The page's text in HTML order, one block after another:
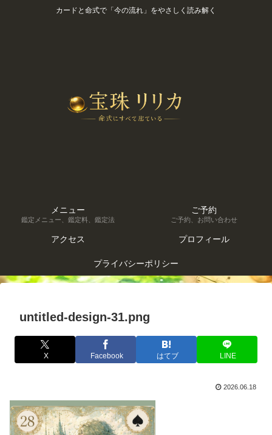
カードと命式で「今の流れ」をやさしく読み解く
メニュー
鑑定メニュー、鑑定料、鑑定法
ご予約
ご予約、お問い合わせ
アクセス プロフィール
プライバシーポリシー
untitled-design-31.png
X Facebook はてブ LINE
2026.06.18